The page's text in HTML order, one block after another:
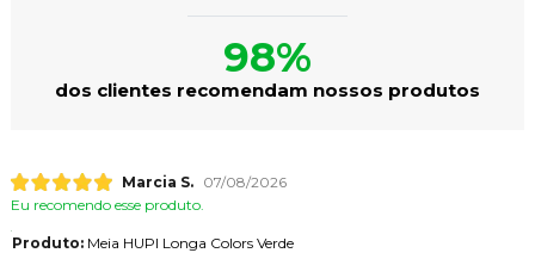
98%
dos clientes recomendam nossos produtos
Marcia S.
07/08/2026
Eu recomendo esse produto.
Produto:Meia HUPI Longa Colors Verde